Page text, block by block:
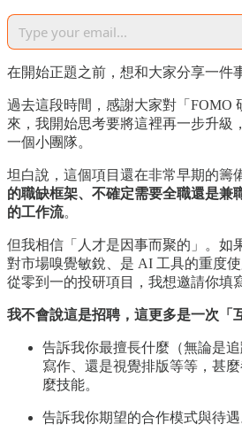
在開始正題之前，想和大家分享一件
過去這段時間，感謝大家對「FOMO
來，我開始思考要將這裡再一步升級
一個小團隊。
坦白說，這個項目還在非常早期的籌
的職缺框架、不確定需要全職還是兼
的工作流。
但我相信「人才是因事而聚的」。如
對市場嗅覺敏銳、是 AI 工具的重度
從零到一的投研項目，我想邀請你填
我不會說這是招聘，這更多是一次「
告訴我你最擅長什麼（無論是
寫作、還是視覺排版等等，甚
麼技能。
告訴我你期望的合作模式與待遇